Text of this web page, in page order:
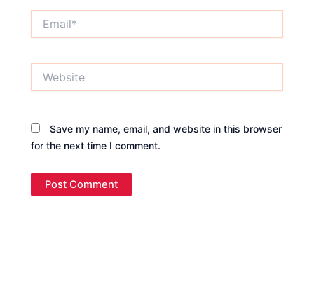
Save my name, email, and website in this browser
for the next time I comment.